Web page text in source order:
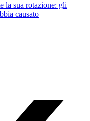
la sua rotazione: gli
causato